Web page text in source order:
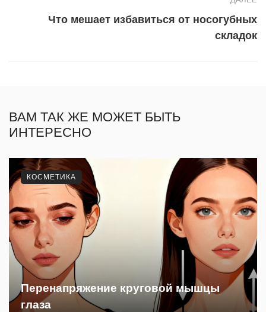
Что мешает избавиться от носогубных
складок
ВАМ ТАК ЖЕ МОЖЕТ БЫТЬ
ИНТЕРЕСНО
Перенапряжение круговой мышцы
глаза
КОСМЕТИКА